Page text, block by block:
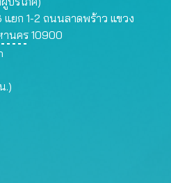
แยก 1-2 ถนนลาดพร้าว แขวง
านคร 10900
.)